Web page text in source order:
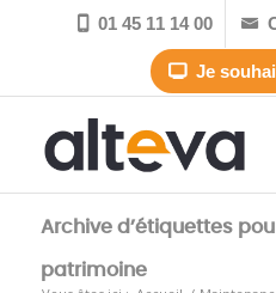
 01 45 11 14 00 
Je
Archive d’étiquettes
patrimoine